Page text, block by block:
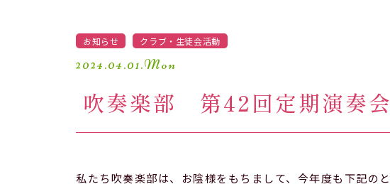
お知らせ クラブ・生徒会活動
2024.04.01.Mon
吹奏楽部 第42回定期演奏
私たち吹奏楽部は、お陰様をもちまして、今年度も下記の